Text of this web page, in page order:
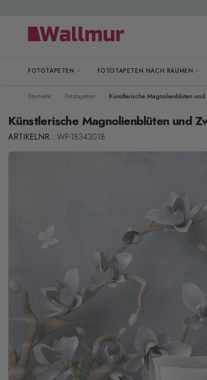
FOTOTAPETEN FOTOTAPETEN NACH RÄUMEN
Startseite Fototapeten Künstlerische Magnolienblüten und
Künstlerische Magnolienblüten und
ARTIKELNR.: WP-18343018